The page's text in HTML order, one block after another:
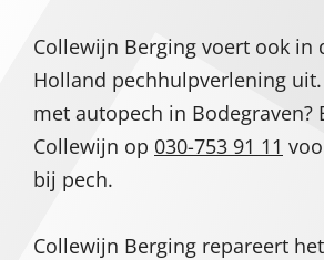
Collewijn Berging voert ook in
Holland pechhulpverlening
met autopech in Bodegraven?
Collewijn op 030-753 91 11
bij pech.
Collewijn Berging repareert